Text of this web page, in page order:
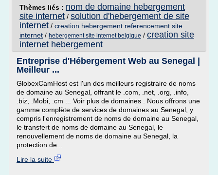
Thèmes liés : nom de domaine hebergement
site internet / solution d'hebergement de site
internet / creation hebergement referencement site
internet / hebergement site internet belgique / creation site
internet hebergement
Entreprise d'Hébergement Web au Senegal |
Meilleur ...
GlobexCamHost est l'un des meilleurs registraire de noms
de domaine au Senegal, offrant le .com, .net, .org, .info,
.biz, .Mobi, .cm ... Voir plus de domaines . Nous offrons une
gamme complète de services de domaines au Senegal, y
compris l'enregistrement de noms de domaine au Senegal,
le transfert de noms de domaine au Senegal, le
renouvellement de noms de domaine au Senegal, la
protection de...
Lire la suite